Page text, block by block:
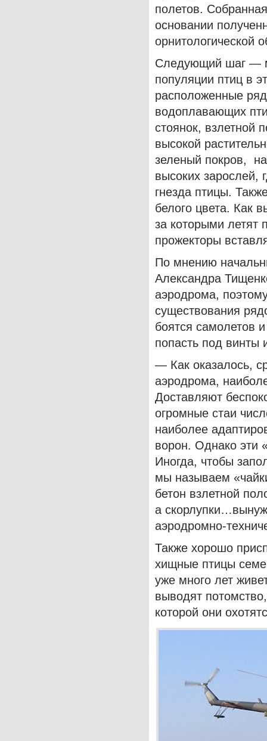
полетов.
основании
орнитологической
Следующий шаг —
популяции птиц в
расположенные
водоплавающих
стоянок, взлетной
высокой
зеленый покров,
высоких зарослей,
гнезда птицы.
белого цвета. Как
за которыми летят
прожекторы
По мнению
Александра
аэродрома,
существования
боятся самолетов
попасть под винты
— Как оказалось,
аэродрома,
Доставляют
огромные стаи
наиболее
ворон. Однако эти
Иногда, чтобы
мы называем
бетон взлетной
а
аэродромно-
Также хорошо
хищные птицы
уже много лет
выводят
которой они